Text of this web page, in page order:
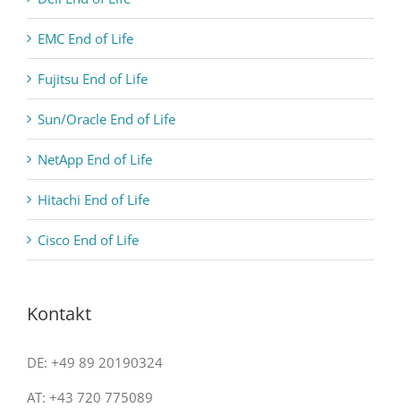
EMC End of Life
Fujitsu End of Life
Sun/Oracle End of Life
NetApp End of Life
Hitachi End of Life
Cisco End of Life
Kontakt
DE: +49 89 20190324
AT: +43 720 775089